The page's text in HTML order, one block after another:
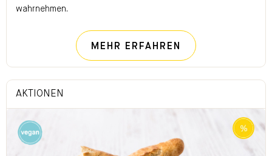
wahrnehmen.
MEHR ERFAHREN NACHHALTIG
AKTIONEN